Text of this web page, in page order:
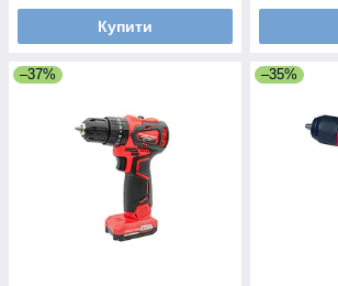
Купити
–37% –35%